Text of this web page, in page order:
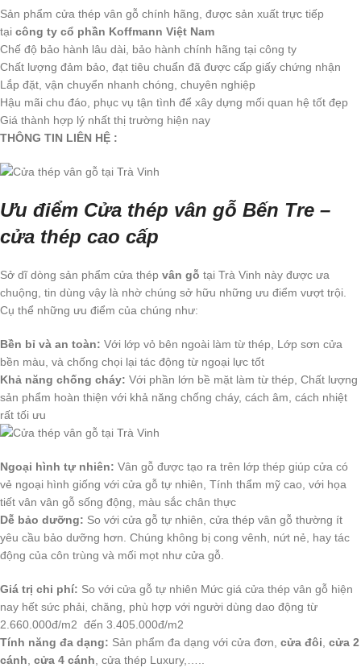
Sản phẩm cửa thép vân gỗ chính hãng, được sản xuất trực tiếp
tại công ty cổ phần Koffmann Việt Nam
Chế độ bảo hành lâu dài, bảo hành chính hãng tại công ty
Chất lượng đảm bảo, đạt tiêu chuẩn đã được cấp giấy chứng nhận
Lắp đặt, vận chuyển nhanh chóng, chuyên nghiệp
Hậu mãi chu đáo, phục vụ tận tình để xây dựng mối quan hệ tốt đẹp
Giá thành hợp lý nhất thị trường hiện nay
THÔNG TIN LIÊN HỆ :
Ưu điểm Cửa thép vân gỗ Bến Tre –
cửa thép cao cấp
Sở dĩ dòng sản phẩm cửa thép vân gỗ tại Trà Vinh này được ưa
chuộng, tin dùng vậy là nhờ chúng sở hữu những ưu điểm vượt trội.
Cụ thể những ưu điểm của chúng như:
Bền bỉ và an toàn: Với lớp vỏ bên ngoài làm từ thép, Lớp sơn cửa
bền màu, và chống chọi lại tác động từ ngoại lực tốt
Khả năng chống cháy: Với phần lớn bề mặt làm từ thép, Chất lượng
sản phẩm hoàn thiện với khả năng chống cháy, cách âm, cách nhiệt
rất tối ưu
Ngoại hình tự nhiên: Vân gỗ được tạo ra trên lớp thép giúp cửa có
vẻ ngoại hình giống với cửa gỗ tự nhiên, Tính thẩm mỹ cao, với họa
tiết vân vân gỗ sống động, màu sắc chân thực
Dễ bảo dưỡng: So với cửa gỗ tự nhiên, cửa thép vân gỗ thường ít
yêu cầu bảo dưỡng hơn. Chúng không bị cong vênh, nứt nẻ, hay tác
động của côn trùng và mối mọt như cửa gỗ.
Giá trị chi phí: So với cửa gỗ tự nhiên Mức giá cửa thép vân gỗ hiện
nay hết sức phải, chăng, phù hợp với người dùng dao động từ
2.660.000đ/m2 đến 3.405.000đ/m2
Tính năng đa dạng: Sản phẩm đa dạng với cửa đơn, cửa đôi, cửa 2
cánh, cửa 4 cánh, cửa thép Luxury,…..